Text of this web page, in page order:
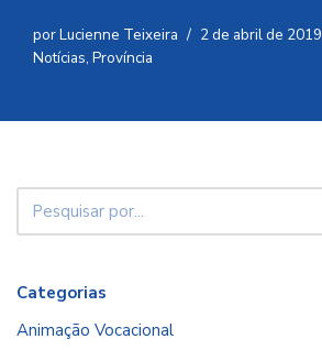
porLucienne Teixeira
2 de abril de 2019
Notícias, Província
Categorias
Animação Vocacional